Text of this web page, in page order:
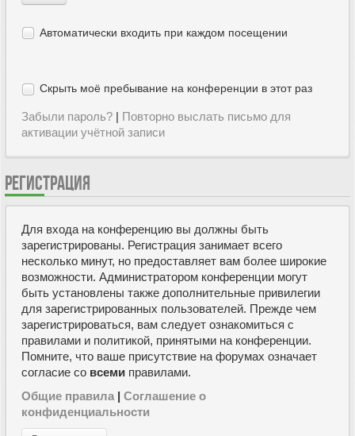
Автоматически входить при каждом посещении
Скрыть моё пребывание на конференции в этот раз
Забыли пароль? | Повторно выслать письмо для
активации учётной записи
РЕГИСТРАЦИЯ
Для входа на конференцию вы должны быть
зарегистрированы. Регистрация занимает всего
несколько минут, но предоставляет вам более широкие
возможности. Администратором конференции могут
быть установлены также дополнительные привилегии
для зарегистрированных пользователей. Прежде чем
зарегистрироваться, вам следует ознакомиться с
правилами и политикой, принятыми на конференции.
Помните, что ваше присутствие на форумах означает
согласие со всеми правилами.
Общие правила | Соглашение о
конфиденциальности